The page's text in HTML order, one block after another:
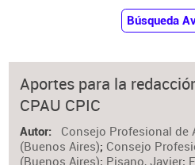
Búsqueda
Aportes para la
CPAU CPIC
Autor
Consejo Profesional de
(Buenos Aires); Consejo
(Buenos Aires); Pisano, Javier;